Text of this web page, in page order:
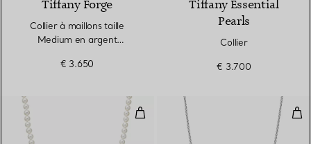
Tiffany Forge
Collier à maillons taille
Medium en argent
€ 3.650
Tiffany Essential
Pearls
Collier
€ 3.700
Collier